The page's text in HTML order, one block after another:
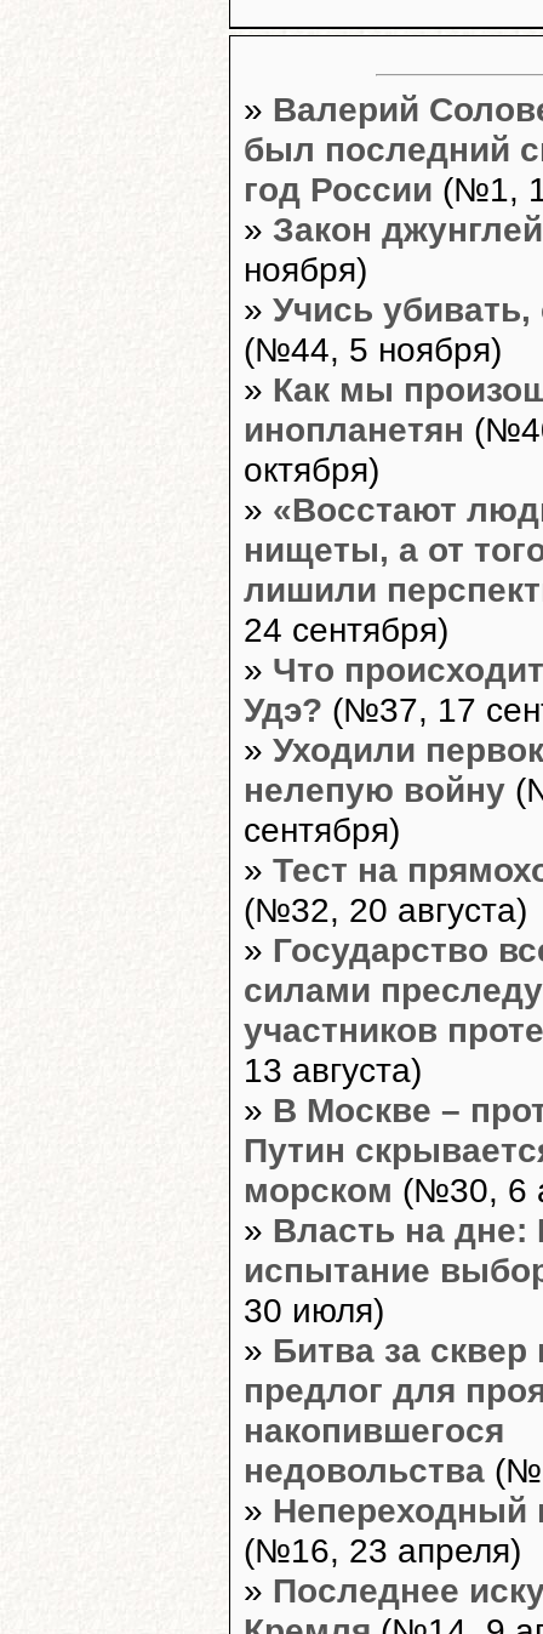
» Валерий
был последний
год России (№1,
» Закон джунглей
ноября)
» Учись
(№44, 5 ноября)
» Как мы
инопланетян
октября)
» «Восстают
нищеты, а от
лишили
24 сентября)
» Что
Удэ? (№37, 17
» Уходили
нелепую войну
сентября)
» Тест на
(№32, 20 августа)
» Государство
силами
участников
13 августа)
» В Москве –
Путин
морском (№30, 6
» Власть на дне:
испытание
30 июля)
» Битва за сквер
предлог для
накопившегося
недовольства
» Непереходный
(№16, 23 апреля)
» Последнее